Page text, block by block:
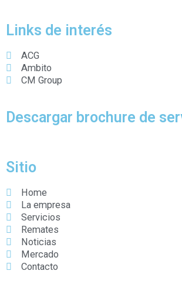
Links de interés
ACG
Ambito
CM Group
Descargar brochure de
Sitio
Home
La empresa
Servicios
Remates
Noticias
Mercado
Contacto